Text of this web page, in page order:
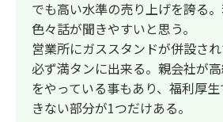
でも高い水準の売り上げを誇る。
色々話が聞きやすいと思う。
営業所にガススタンドが併設さ
必ず満タンに出来る。親会社が
をやっている事もあり、福利厚
きない部分が1つだけある。